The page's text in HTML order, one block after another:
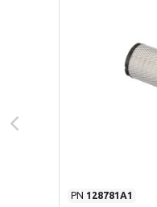
PN 128781A1